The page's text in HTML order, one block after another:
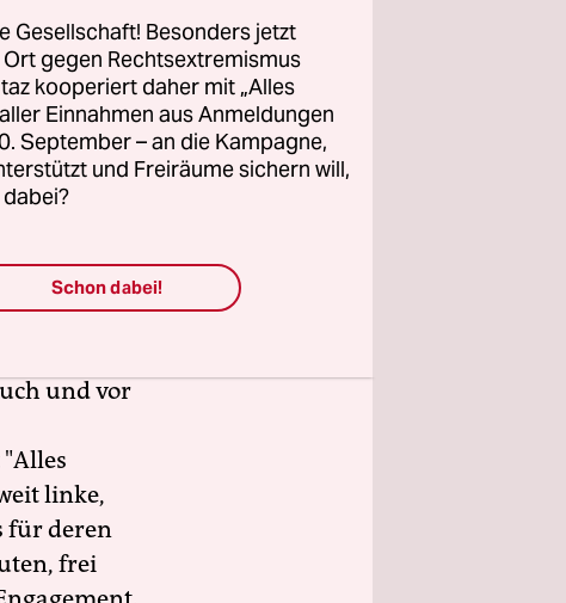
Die
möglich.
und vor
linke,
für deren
frei
Gesellschaft! Besonders jetzt
gegen Rechtsextremismus
kooperiert daher mit „Alles
Einnahmen aus Anmeldungen
September – an die Kampagne,
und Freiräume sichern will,
Schon dabei!